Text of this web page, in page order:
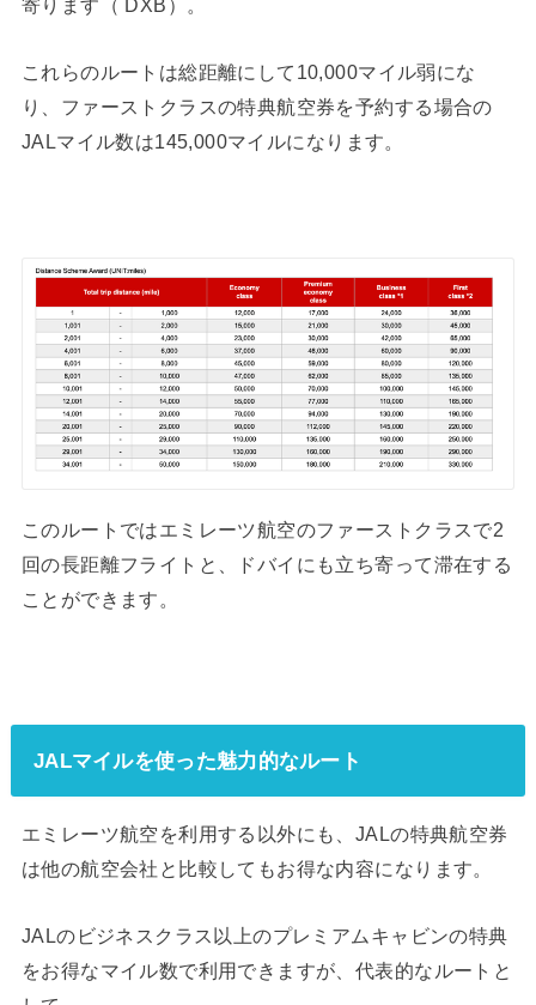
寄ります（ DXB）。
これらのルートは総距離にして10,000マイル弱にな
り、ファーストクラスの特典航空券を予約する場合の
JALマイル数は145,000マイルになります。
このルートではエミレーツ航空のファーストクラスで2
回の長距離フライトと、ドバイにも立ち寄って滞在する
ことができます。
JALマイルを使った魅力的なルート
エミレーツ航空を利用する以外にも、JALの特典航空券
は他の航空会社と比較してもお得な内容になります。
JALのビジネスクラス以上のプレミアムキャビンの特典
をお得なマイル数で利用できますが、代表的なルートと